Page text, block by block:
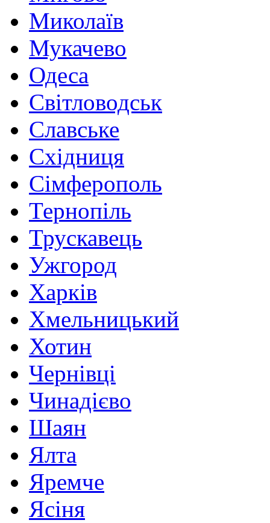
Миколаїв
Мукачево
Одеса
Світловодськ
Славське
Східниця
Сімферополь
Тернопіль
Трускавець
Ужгород
Харків
Хмельницький
Хотин
Чернівці
Чинадієво
Шаян
Ялта
Яремче
Ясіня